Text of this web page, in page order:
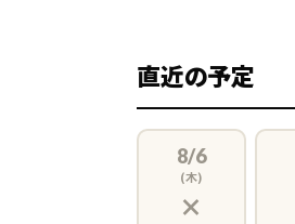
直近の予定
8/6
(木)
×